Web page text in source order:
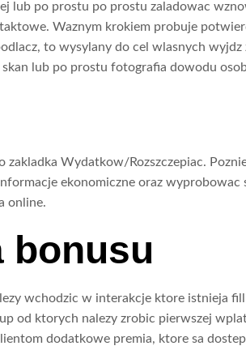
lub po prostu po prostu zaladowac
Waznym krokiem probuje
to wysylany do cel wlasnych
lub po prostu fotografia dowodu
Wydatkow/Rozszczepiac.
ekonomiczne oraz
online.
bonusu
wchodzic w interakcje ktore istnieja
od ktorych nalezy zrobic pierwszej
dodatkowe premia, ktore sa